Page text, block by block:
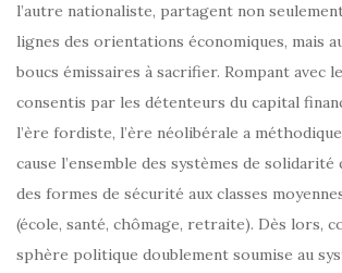
l’autre nationaliste, partagent non
lignes des orientations économiques, mais
boucs émissaires à sacrifier. Rompant avec
consentis par les détenteurs du capital
l’ère fordiste, l’ère néolibérale a
cause l’ensemble des systèmes de solidarité
des formes de sécurité aux classes
(école, santé, chômage, retraite). Dès lors,
sphère politique doublement soumise au